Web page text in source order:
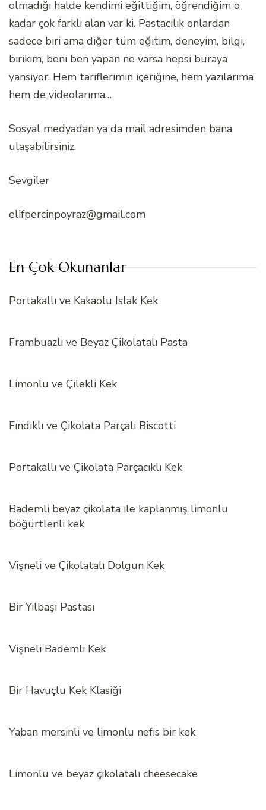
olmadığı halde kendimi eğittiğim, öğrendiğim o
kadar çok farklı alan var ki. Pastacılık onlardan
sadece biri ama diğer tüm eğitim, deneyim, bilgi,
birikim, beni ben yapan ne varsa hepsi buraya
yansıyor. Hem tariflerimin içeriğine, hem yazılarıma
hem de videolarıma…
Sosyal medyadan ya da mail adresimden bana
ulaşabilirsiniz.
Sevgiler
elifpercinpoyraz@gmail.com
En Çok Okunanlar
Portakallı ve Kakaolu Islak Kek
Frambuazlı ve Beyaz Çikolatalı Pasta
Limonlu ve Çilekli Kek
Fındıklı ve Çikolata Parçalı Biscotti
Portakallı ve Çikolata Parçacıklı Kek
Bademli beyaz çikolata ile kaplanmış limonlu
böğürtlenli kek
Vişneli ve Çikolatalı Dolgun Kek
Bir Yılbaşı Pastası
Vişneli Bademli Kek
Bir Havuçlu Kek Klasiği
Yaban mersinli ve limonlu nefis bir kek
Limonlu ve beyaz çikolatalı cheesecake